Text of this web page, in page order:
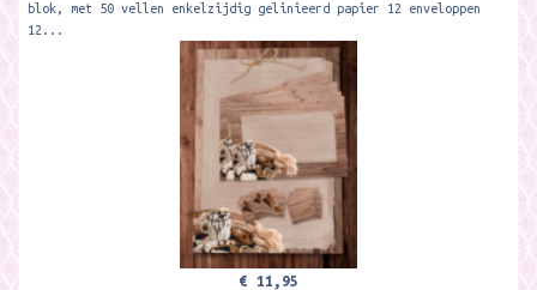
blok, met 50 vellen enkelzijdig gelinieerd papier 12 enveloppen
12...
€ 11,95